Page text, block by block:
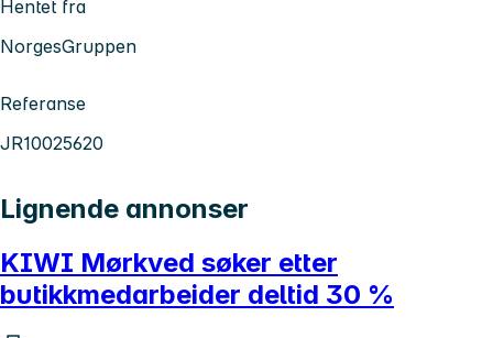
Hentet fra
NorgesGruppen
Referanse
JR10025620
Lignende annonser
KIWI Mørkved søker etter
butikkmedarbeider deltid 30 %